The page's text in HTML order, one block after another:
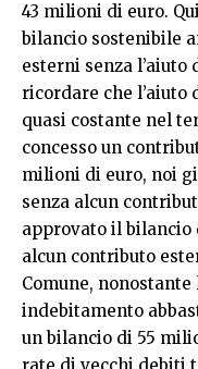
43 milioni di euro.
bilancio sostenibile
esterni senza l’aiuto
ricordare che l’aiuto
quasi costante nel
concesso un
milioni di euro, noi
senza alcun
approvato il bilancio
alcun contributo
Comune,
indebitamento
un bilancio di 55